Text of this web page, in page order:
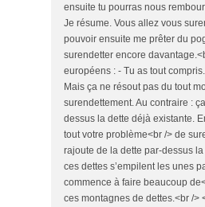
ensuite tu pourras nous
Je résume. Vous allez vous
pouvoir ensuite me prêter du
surendetter encore
européens : - Tu as tout
Mais ça ne résout pas du tout
surendettement. Au contraire :
dessus la dette déjà existante.
tout votre problème<br /> de
rajoute de la dette par-dessus
ces dettes s’empilent les unes
commence à faire beaucoup
ces montagnes de dettes.<br />